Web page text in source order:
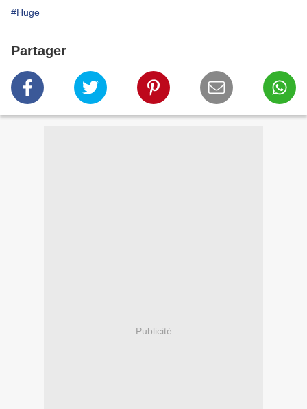
#Huge
Partager
Publicité